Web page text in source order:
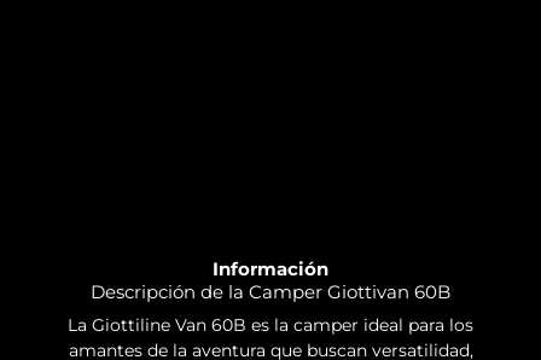
Información
Descripción de la Camper Giottivan 60B
La Giottiline Van 60B es la camper ideal para los
amantes de la aventura que buscan versatilidad,